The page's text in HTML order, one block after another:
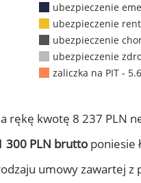
ubezpieczenie
ubezpieczenie
ubezpieczenie
ubezpieczenie
zaliczka na PIT -
rękę kwotę 8 237 PLN
300 PLN brutto poniesie
umowy zawartej z